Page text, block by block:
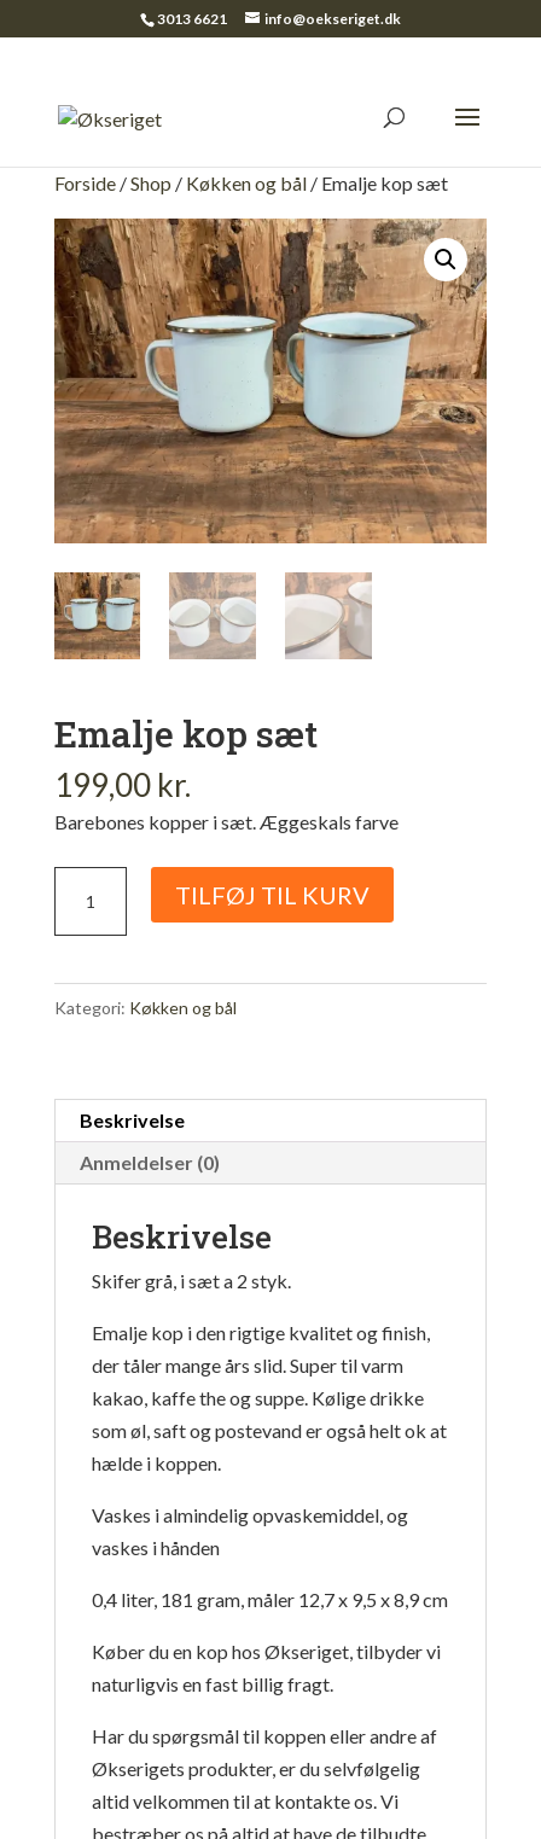
3013 6621 info@oekseriget.dk
Forside/Shop / Køkken og bål/ Emalje kop sæt
Emalje kop sæt
199,00 kr.
Barebones kopper i sæt. Æggeskals farve
antal
TILFØJ TIL KURV
Kategori: Køkken og bål
Beskrivelse
Anmeldelser (0)
Beskrivelse
Skifer grå, i sæt a 2 styk.
Emalje kop i den rigtige kvalitet og finish,
der tåler mange års slid. Super til varm
kakao, kaffe the og suppe. Kølige drikke
som øl, saft og postevand er også helt ok at
hælde i koppen.
Vaskes i almindelig opvaskemiddel, og
vaskes i hånden
0,4 liter, 181 gram, måler 12,7 x 9,5 x 8,9 cm
Køber du en kop hos Økseriget, tilbyder vi
naturligvis en fast billig fragt.
Har du spørgsmål til koppen eller andre af
Økserigets produkter, er du selvfølgelig
altid velkommen til at kontakte os. Vi
bestræber os på altid at have de tilbudte